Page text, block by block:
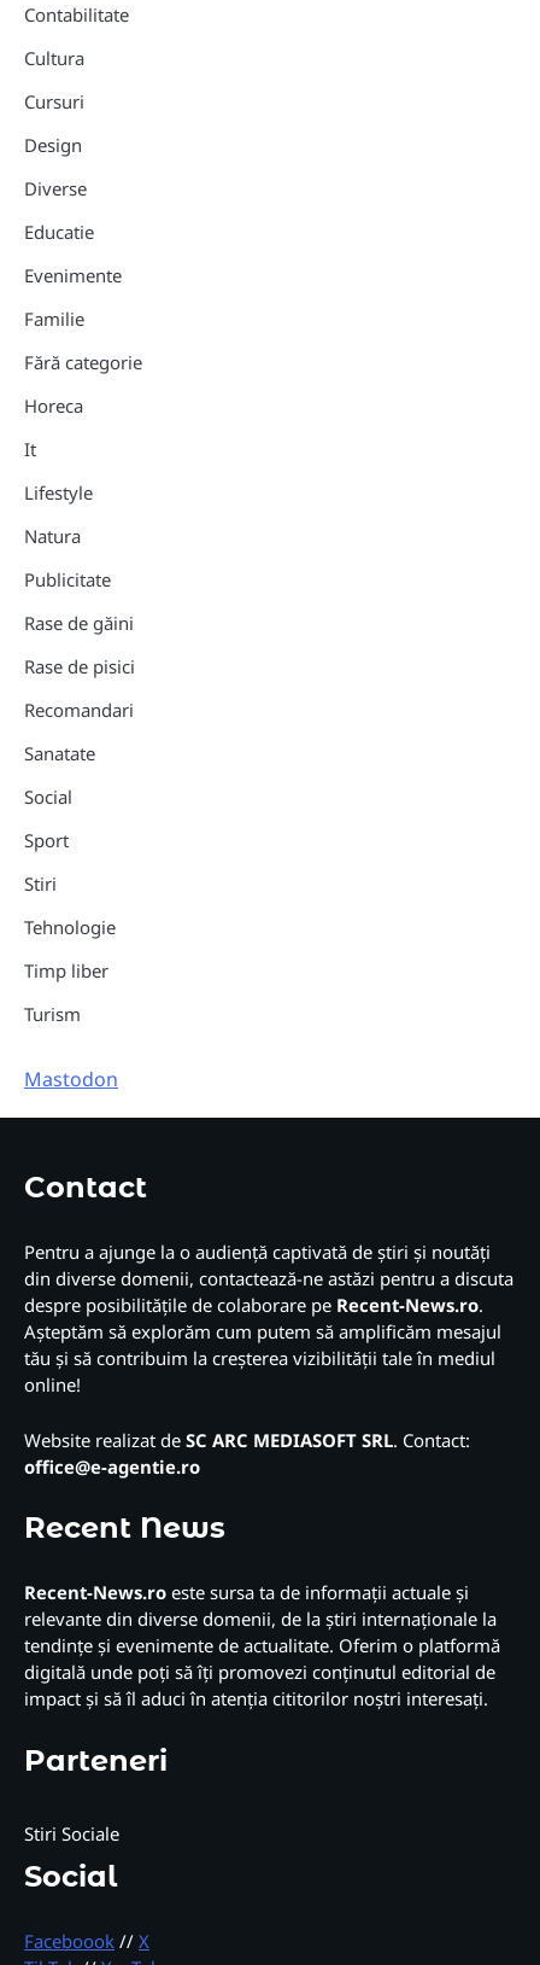
Contabilitate
Cultura
Cursuri
Design
Diverse
Educatie
Evenimente
Familie
Fără categorie
Horeca
It
Lifestyle
Natura
Publicitate
Rase de găini
Rase de pisici
Recomandari
Sanatate
Social
Sport
Stiri
Tehnologie
Timp liber
Turism
Mastodon
Contact
Pentru a ajunge la o audiență captivată de știri și noutăți
din diverse domenii, contactează-ne astăzi pentru a discuta
despre posibilitățile de colaborare pe Recent-News.ro.
Așteptăm să explorăm cum putem să amplificăm mesajul
tău și să contribuim la creșterea vizibilității tale în mediul
online!
Website realizat de SC ARC MEDIASOFT SRL. Contact:
office@e-agentie.ro
Recent News
Recent-News.ro este sursa ta de informații actuale și
relevante din diverse domenii, de la știri internaționale la
tendințe și evenimente de actualitate. Oferim o platformă
digitală unde poți să îți promovezi conținutul editorial de
impact și să îl aduci în atenția cititorilor noștri interesați.
Parteneri
Stiri Sociale
Social
Faceboook // X